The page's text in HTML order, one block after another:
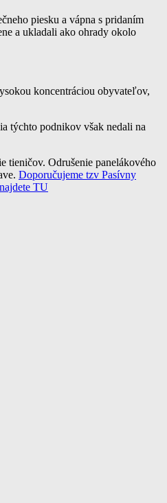
piesku a vápna s pridaním
a ukladali ako ohrady okolo
koncentráciou obyvateľov,
týchto podnikov však nedali na
tieničov. Odrušenie panelákového
Doporučujeme tzv Pasívny
najdete TU